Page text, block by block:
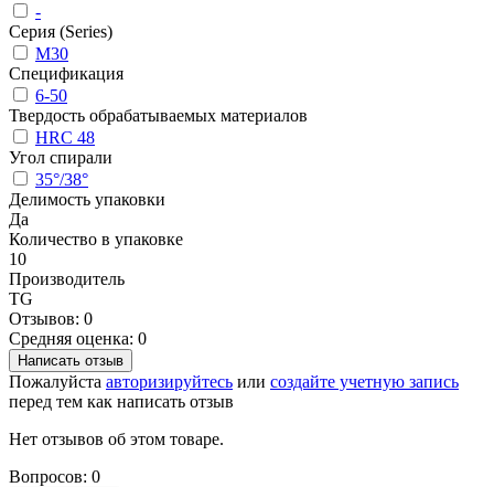
-
Серия (Series)
M30
Спецификация
6-50
Твердость обрабатываемых материалов
HRC 48
Угол спирали
35°/38°
Делимость упаковки
Да
Количество в упаковке
10
Производитель
TG
Отзывов: 0
Средняя оценка: 0
Написать отзыв
Пожалуйста авторизируйтесь или создайте учетную запись
перед тем как написать отзыв
Нет отзывов об этом товаре.
Вопросов: 0